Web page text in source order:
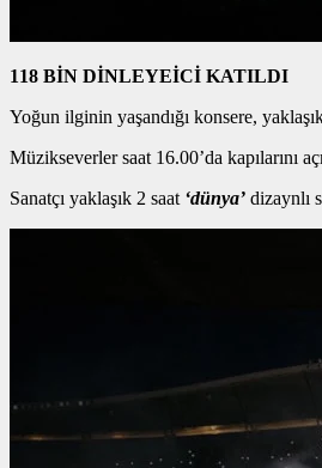
118 BİN DİNLEYEİCİ KATILDI
Yoğun ilginin yaşandığı konsere,
Müzikseverler saat 16.00’da kapılarını
Sanatçı yaklaşık 2 saat ‘dünya’ dizaynlı